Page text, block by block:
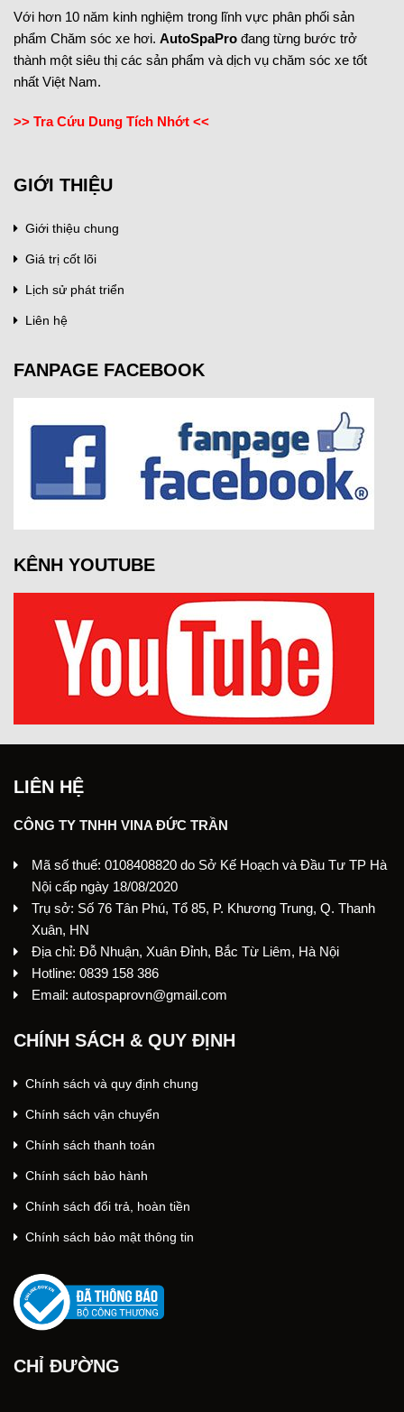
Với hơn 10 năm kinh nghiệm trong lĩnh vực phân phối sản
phẩm Chăm sóc xe hơi. AutoSpaPro đang từng bước trở
thành một siêu thị các sản phẩm và dịch vụ chăm sóc xe tốt
nhất Việt Nam.
>> Tra Cứu Dung Tích Nhớt <<
GIỚI THIỆU
Giới thiệu chung
Giá trị cốt lõi
Lịch sử phát triển
Liên hệ
FANPAGE FACEBOOK
KÊNH YOUTUBE
LIÊN HỆ
CÔNG TY TNHH VINA ĐỨC TRẦN
Mã số thuế: 0108408820 do Sở Kế Hoạch và Đầu Tư TP Hà
Nội cấp ngày 18/08/2020
Trụ sở: Số 76 Tân Phú, Tổ 85, P. Khương Trung, Q. Thanh
Xuân, HN
Địa chỉ: Đỗ Nhuận, Xuân Đỉnh, Bắc Từ Liêm, Hà Nội
Hotline: 0839 158 386
Email: autospaprovn@gmail.com
CHÍNH SÁCH & QUY ĐỊNH
Chính sách và quy định chung
Chính sách vận chuyển
Chính sách thanh toán
Chính sách bảo hành
Chính sách đổi trả, hoàn tiền
Chính sách bảo mật thông tin
CHỈ ĐƯỜNG